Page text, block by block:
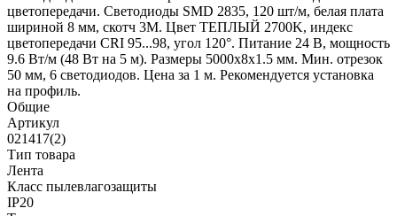
цветопередачи. Светодиоды SMD 2835, 120 шт/м, белая плата
шириной 8 мм, скотч 3М. Цвет ТЕПЛЫЙ 2700K, индекс
цветопередачи CRI 95...98, угол 120°. Питание 24 В, мощность
9.6 Вт/м (48 Вт на 5 м). Размеры 5000х8х1.5 мм. Мин. отрезок
50 мм, 6 светодиодов. Цена за 1 м. Рекомендуется установка
на профиль.
Общие
Артикул
021417(2)
Тип товара
Лента
Класс пылевлагозащиты
IP20